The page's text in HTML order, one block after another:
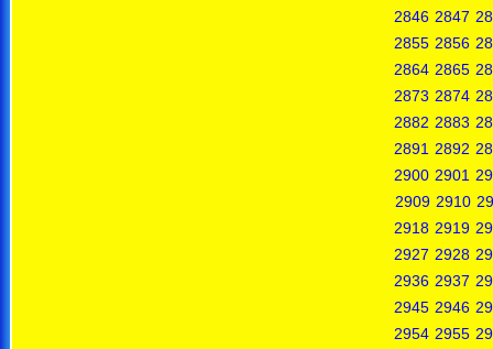
2846 2847
2855 2856
2864 2865
2873 2874
2882 2883
2891 2892
2900 2901
2909 2910
2918 2919
2927 2928
2936 2937
2945 2946
2954 2955